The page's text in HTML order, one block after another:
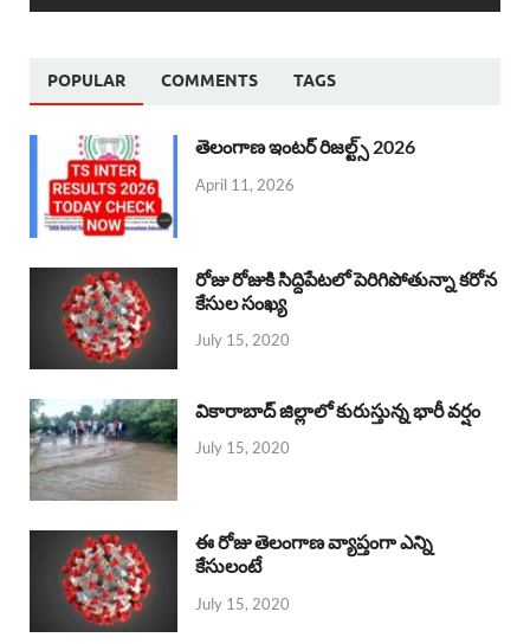
POPULAR COMMENTS TAGS
తెలంగాణ ఇంటర్ రిజల్ట్స్ 2026
April 11, 2026
రోజు రోజుకి సిద్దిపేటలో పెరిగిపోతున్నా కరోన
కేసుల సంఖ్య
July 15, 2020
వికారాబాద్ జిల్లాలో కురుస్తున్న భారీ వర్షం
July 15, 2020
ఈ రోజు తెలంగాణ వ్యాప్తంగా ఎన్ని
కేసులంటే
July 15, 2020